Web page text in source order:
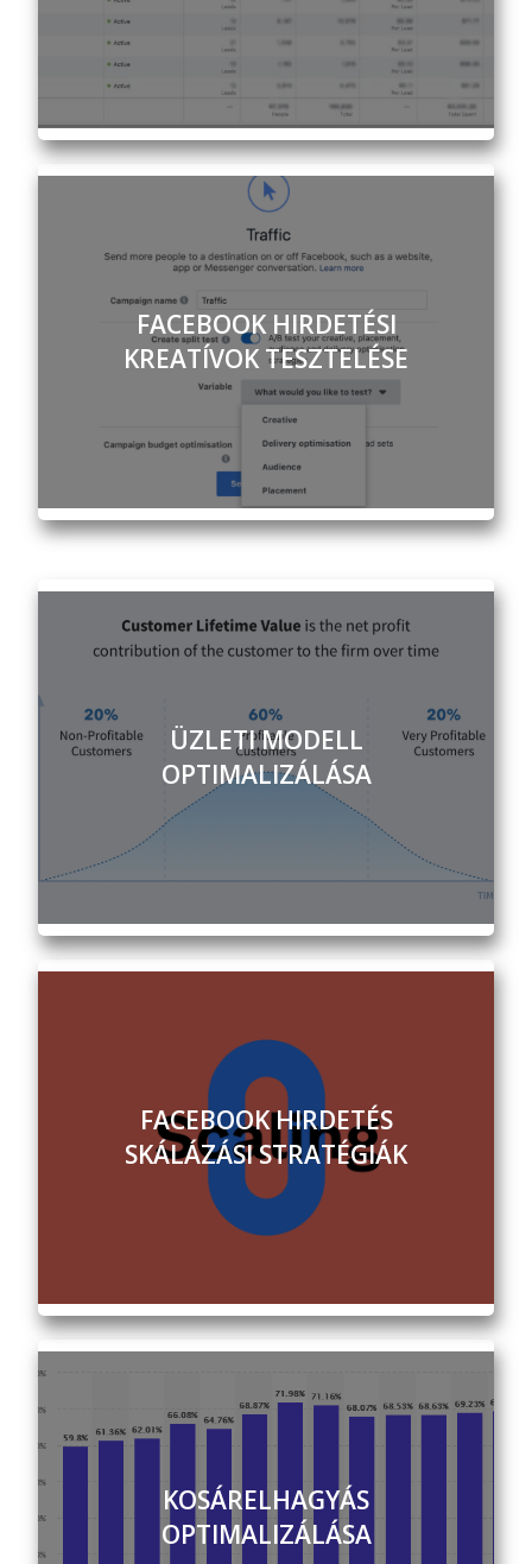
FACEBOOK HIRDETÉSI
KREATÍVOK TESZTELÉSE
ÜZLETI MODELL
OPTIMALIZÁLÁSA
FACEBOOK HIRDETÉS
SKÁLÁZÁSI STRATÉGIÁK
KOSÁRELHAGYÁS
OPTIMALIZÁLÁSA